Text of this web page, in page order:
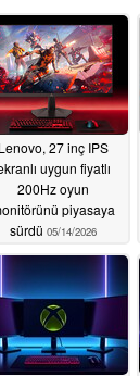
Lenovo, 27 inç IPS
uygun fiyatlı
200Hz oyun
piyasaya
sürdü 05/14/2026